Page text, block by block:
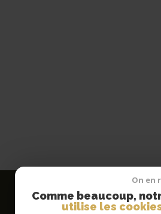
On en
Comme beaucoup,
utilise les